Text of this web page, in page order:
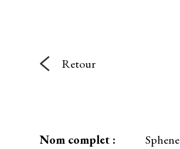
Retour
Nom complet :
Sphene